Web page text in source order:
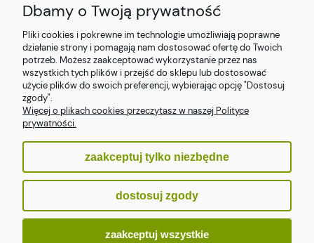
POMOC
MOJE KONTO
Sklep internetowy Shoper.pl
Dbamy o Twoją prywatność
Pliki cookies i pokrewne im technologie umożliwiają poprawne
działanie strony i pomagają nam dostosować ofertę do Twoich
potrzeb. Możesz zaakceptować wykorzystanie przez nas
wszystkich tych plików i przejść do sklepu lub dostosować
użycie plików do swoich preferencji, wybierając opcję "Dostosuj
zgody".
Więcej o plikach cookies przeczytasz w naszej Polityce
prywatności.
zaakceptuj tylko niezbędne
dostosuj zgody
zaakceptuj wszystkie